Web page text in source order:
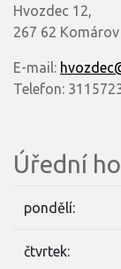
Hvozdec 12,
267 62
E-mail:
Telefon:
Úřední
pondělí:
čtvrtek: